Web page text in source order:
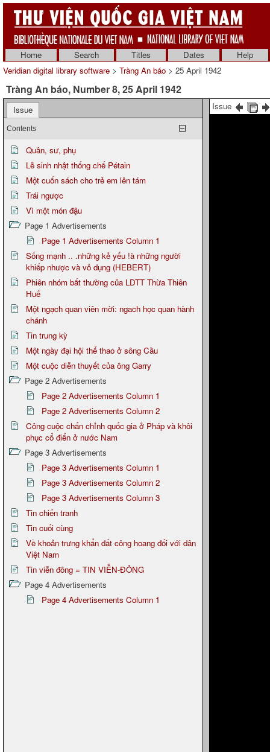
Home Search Titles Dates
Help
Veridian digital library software > Tràng An báo > 25 April 1942
Tràng An báo, Number 8, 25 April 1942
Issue
Contents
Quân, sư, phụ
Lễ sinh nhật thống chế Pétain
Một cuốn sách cho trẻ em lên tám
Trái ngược
Vì một món đậu
Page 1 Advertisements
Page 1 Advertisements Column 1
Sống mạnh .. .những kẻ yếu !à những người
khiếp nhược và vô dụng (HEBERT)
Phiên nhóm bất thường của LDTT Thừa Thiên
Huế
Một ngạch quan viên mời: ngach học quan hành
chánh
Tin trung kỳ
Một ngày đại hội thể thao ở sông Cầu
Một cuộc diễn thuyết của ông Garry
Page 2 Advertisements
Page 2 Advertisements Column 1
Page 2 Advertisements Column 2
Công cuộc chấn chỉnh quốc gia ở Pháp và khôi
phục cổ điển ở nước Nam
Page 3 Advertisements
Page 3 Advertisements Column 1
Page 3 Advertisements Column 2
Page 3 Advertisements Column 3
Tin chiến tranh
Tin cuối cùng
Về khoản trưng khẩn đất công hoang đối với dân
Việt Nam
Tin viễn đông = TIN VIỄN-ĐỎNG
Page 4 Advertisements
Page 4 Advertisements Column 1
Issue